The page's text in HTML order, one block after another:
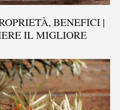
BENEFICI |
IL MIGLIORE